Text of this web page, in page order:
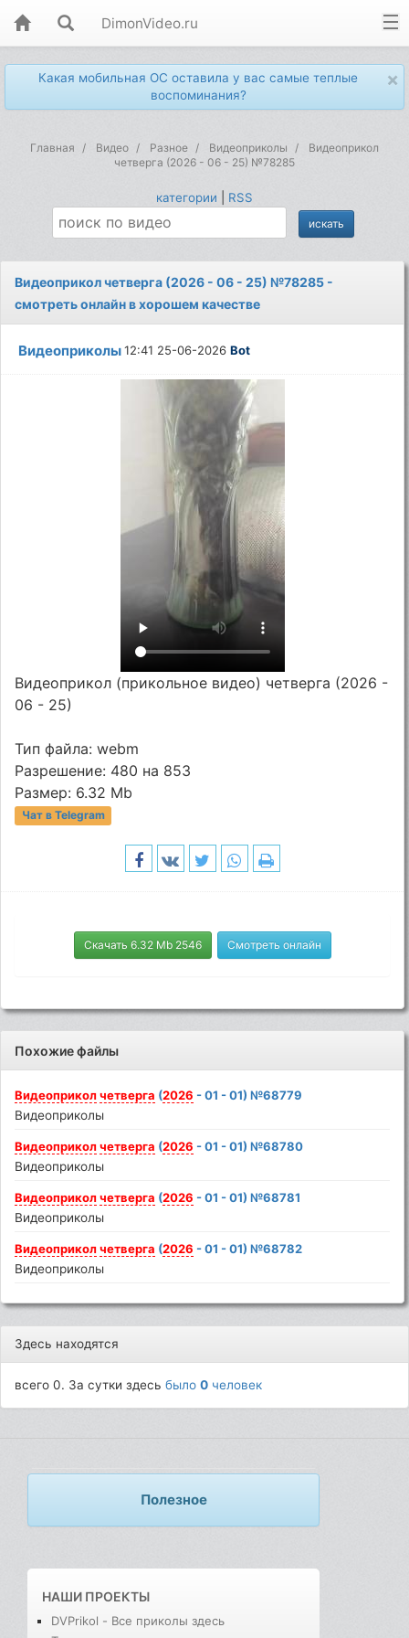
DimonVideo.ru
×
Какая мобильная ОС оставила у вас самые теплые
воспоминания?
Главная Видео Разное Видеоприколы
Видеоприкол
четверга (2026 - 06 - 25) №78285
категории RSS
Видеоприкол четверга (2026 - 06 - 25) №78285 -
смотреть онлайн в хорошем качестве
Видеоприколы12:41 25-06-2026Bot
Видеоприкол (прикольное видео) четверга (2026 -
06 - 25)
Тип файла: webm
Разрешение: 480 на 853
Размер: 6.32 Mb
Чат в Telegram
Скачать 6.32 Mb 2546 Смотреть онлайн
Похожие файлы
Видеоприкол четверга (2026 - 01 - 01) №68779
Видеоприколы
Видеоприкол четверга (2026 - 01 - 01) №68780
Видеоприколы
Видеоприкол четверга (2026 - 01 - 01) №68781
Видеоприколы
Видеоприкол четверга (2026 - 01 - 01) №68782
Видеоприколы
Здесь находятся
всего 0. За сутки здесьбыло0 человек
Полезное
НАШИ ПРОЕКТЫ
DVPrikol - Все приколы здесь